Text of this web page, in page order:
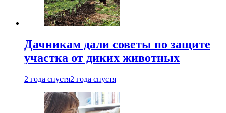
Дачникам дали советы по защите
участка от диких животных
2 года спустя2 года спустя